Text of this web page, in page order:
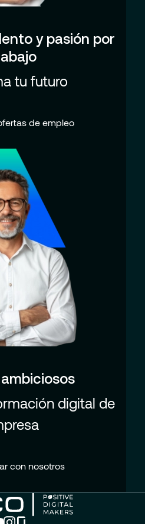
y pasión por
tu futuro
de empleo
digital de
con nosotros